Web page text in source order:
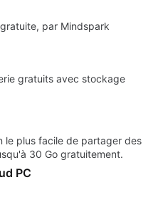
par Mindspark
gratuits avec stockage
le plus facile de partager des
30 Go gratuitement.
PC